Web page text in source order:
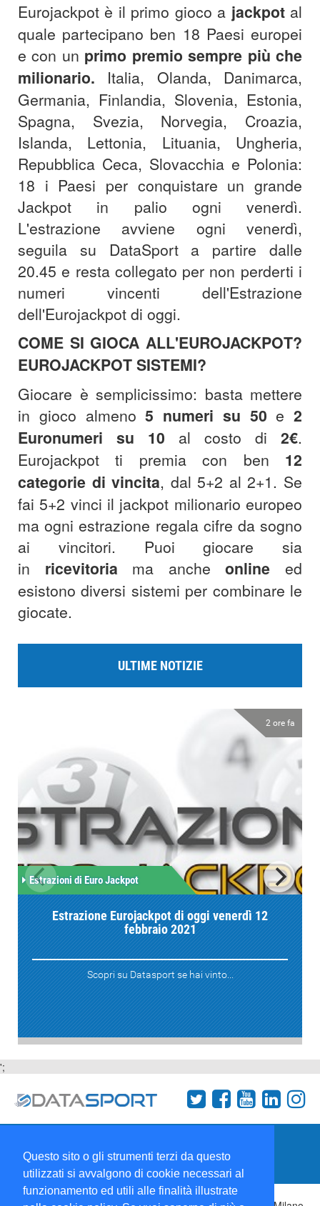
Questo sito o gli strumenti terzi da questo
utilizzati si avvalgono di cookie necessari al
funzionamento ed utili alle finalità illustrate
Eurojackpot è il primo gioco a jackpotal
quale partecipano ben 18 Paesi europei
e con un primo premio sempre più che
milionario. Italia, Olanda, Danimarca,
Germania, Finlandia, Slovenia, Estonia,
Spagna, Svezia, Norvegia, Croazia,
Islanda, Lettonia, Lituania, Ungheria,
Repubblica Ceca, Slovacchia e Polonia:
18 i Paesi per conquistare un grande
Jackpot in palio ogni venerdì.
L'estrazione avviene ogni venerdì,
seguila su DataSport a partire dalle
20.45 e resta collegato per non perderti i
numeri vincenti dell'Estrazione
dell'Eurojackpot di oggi.
COME SI GIOCA ALL'EUROJACKPOT?
EUROJACKPOT SISTEMI?
Giocare è semplicissimo: basta mettere
in gioco almeno5 numeri su 50 e 2
Euronumeri su 10 al costo di 2€.
Eurojackpot ti premia con ben 12
categorie di vincita, dal 5+2 al 2+1. Se
fai 5+2 vinci il jackpot milionario europeo
ma ogni estrazione regala cifre da sogno
ai vincitori. Puoi giocare sia
in ricevitoria ma ancheonlineed
esistono diversi sistemi per combinare le
giocate.
ULTIME NOTIZIE
2 ore fa
Estrazioni di Euro Jackpot
Estrazione Eurojackpot di oggi venerdì 12
febbraio 2021
Scopri su Datasport se hai vinto...
';
Collabora con noi